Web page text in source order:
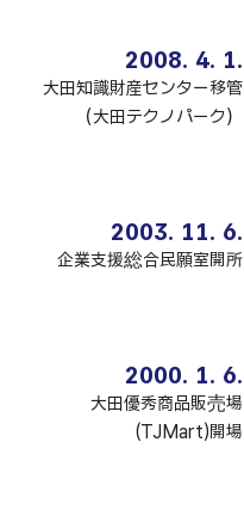
2008. 4. 1.
大田知識財産センター移管
（大田テクノパーク）
2003. 11. 6.
企業支援総合民願室開所
2000. 1. 6.
大田優秀商品販売場
(TJMart)開場